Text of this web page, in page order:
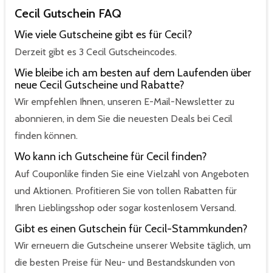
Cecil Gutschein FAQ
Wie viele Gutscheine gibt es für Cecil?
Derzeit gibt es 3 Cecil Gutscheincodes.
Wie bleibe ich am besten auf dem Laufenden über
neue Cecil Gutscheine und Rabatte?
Wir empfehlen Ihnen, unseren E-Mail-Newsletter zu
abonnieren, in dem Sie die neuesten Deals bei Cecil
finden können.
Wo kann ich Gutscheine für Cecil finden?
Auf Couponlike finden Sie eine Vielzahl von Angeboten
und Aktionen. Profitieren Sie von tollen Rabatten für
Ihren Lieblingsshop oder sogar kostenlosem Versand.
Gibt es einen Gutschein für Cecil-Stammkunden?
Wir erneuern die Gutscheine unserer Website täglich, um
die besten Preise für Neu- und Bestandskunden von